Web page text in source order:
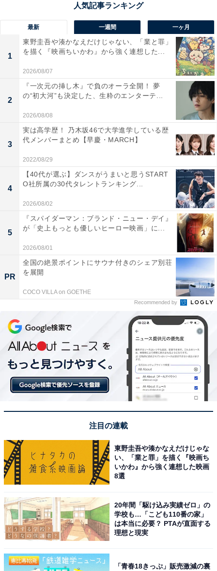
画像出典：TBS『9ボーダー』
七苗×コウタロウの胸きゅんすぎる伏線回収
第1話でコウタロウが「好きになっていいよ。俺もきっ
と君を好きになる」と傷つき落ち込んだ七苗に語りかけ
た言葉を、今度は七苗が気落ちするコウタロウに贈った
ラストが印象的でした。コウタロウのアンサーは「もう
X（旧Twitter）では、「恋の伏線回収！」「コウタロウ
「2人の気持ちが通じ合ったシーン素敵だった」「コウ
タロウ沼に嵌ってるけど、あざといなと思う自分もい
る」などのコメントが殺到しています。
また、第4話ラストでは商店街を歩く謎の少年が「おお
ば湯ってどこですか？」と尋ねるシーンも。彼は何者な
のか、失踪中の父はいつ帰って来るのか、3姉妹の恋は
どう進んでいくのか、気になる要素が満載の中、第5話
では、六月が家を引き払って実家へと戻ってきます。
さらに、あつ子（YOU）とコウタロウが住んでいるマン
最新 一週間 一ヶ月
1
東野圭吾や湊かなえだけじゃない、「業と罪」
を描く『映画ちいかわ』から強く連想した...
2026/08/07
2
『一次元の挿し木』で負のオーラ全開！ 夢
の“初大河”も決定した、生粋のエンターテ...
2026/08/08
3
実は高学歴！ 乃木坂46で大学進学している歴
代メンバーまとめ【早慶・MARCH】
2022/08/29
4
【40代が選ぶ】ダンスがうまいと思うSTART
O社所属の30代タレントランキング...
2026/08/02
5
『スパイダーマン：ブランド・ニュー・デイ』
が「史上もっとも優しいヒーロー映画」に...
2026/08/01
PR
全国の絶景ポイントにサウナ付きのシェア別荘
を展開
COCO VILLA on GOETHE
Recommended by
注目の連載
東野圭吾や湊かなえだけじゃな
い、「業と罪」を描く『映画ち
いかわ』から強く連想した映画
8選
20年間「駆け込み実績ゼロ」の
学校も…「こども110番の家」
は本当に必要？ PTAが直面する
理想と現実
「青春18きっぷ」販売激減の裏